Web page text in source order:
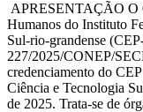
APRESENTAÇÃO O
Humanos do Instituto
Sul-rio-grandense
227/2025/CONEP/
credenciamento do
Ciência e Tecnologia
de 2025. Trata-se de